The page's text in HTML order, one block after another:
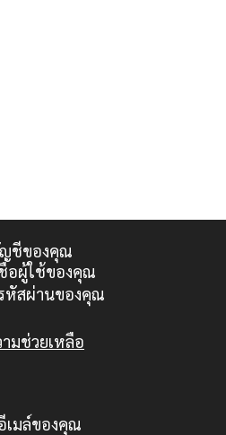
ชีของคุณ
อผู้ใช้ของคุณ
หัสผ่านของคุณ
มช่วยเหลือ
เมล์ของคุณ